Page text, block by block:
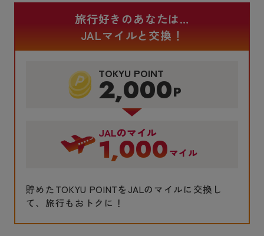
旅行好きのあなたは…
JALマイルと交換！
TOKYU POINT
2,000P
JALのマイル
1,000マイル
貯めたTOKYU POINTをJALのマイルに交換し
て、旅行もおトクに！